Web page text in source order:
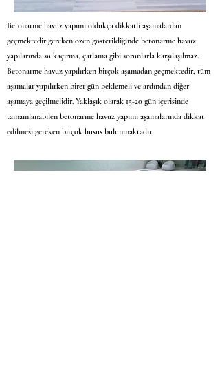
Betonarme havuz yapımı oldukça dikkatli aşamalardan
geçmektedir gereken özen gösterildiğinde betonarme havuz
yapılarında su kaçırma, çatlama gibi sorunlarla karşılaşılmaz.
Betonarme havuz yapılırken birçok aşamadan geçmektedir, tüm
aşamalar yapılırken birer gün beklemeli ve ardından diğer
aşamaya geçilmelidir. Yaklaşık olarak 15-20 gün içerisinde
tamamlanabilen betonarme havuz yapımı aşamalarında dikkat
edilmesi gereken birçok husus bulunmaktadır.